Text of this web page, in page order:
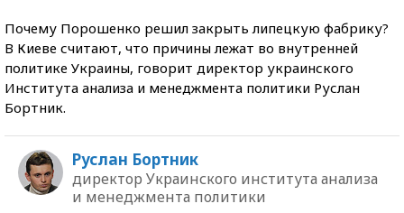
Почему Порошенко решил закрыть липецкую фабрику?
В Киеве считают, что причины лежат во внутренней
политике Украины, говорит директор украинского
Института анализа и менеджмента политики Руслан
Бортник.
Руслан Бортник
директор Украинского института анализа
и менеджмента политики